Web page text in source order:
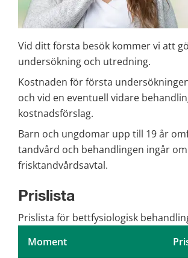
Vid ditt första besök kommer vi att
undersökning och utredning.
Kostnaden för första
och vid en eventuell vidare
kostnadsförslag.
Barn och ungdomar upp till 19 år
tandvård och behandlingen ingår
frisktandvårdsavtal.
Prislista
Prislista för bettfysiologisk
Moment